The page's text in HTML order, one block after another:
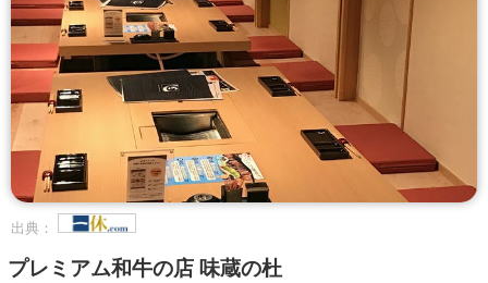
出典：
プレミアム和牛の店 味蔵の杜